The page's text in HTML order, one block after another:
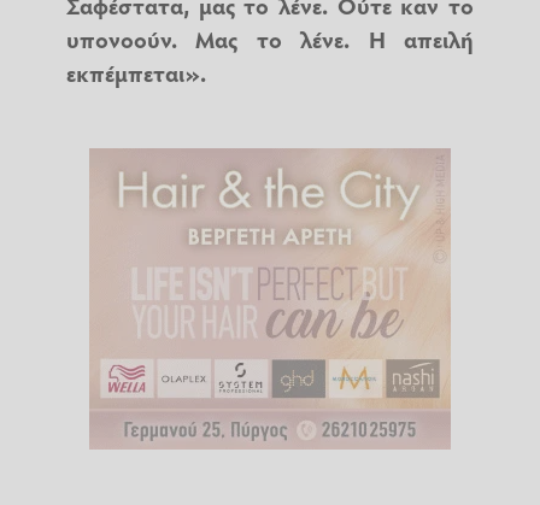
υπονοούν. Μας το λένε. Η απειλή
εκπέμπεται».